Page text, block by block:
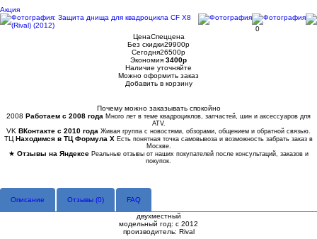
Акция
0
ЦенаСпеццена
Без скидки29900p
Сегодня26500p
Экономия 3400p
Наличие уточняйте
Можно оформить заказ
Добавить в корзину
Почему можно заказывать спокойно
2008 Работаем с 2008 года Много лет в теме квадроциклов, запчастей, шин и аксессуаров для
ATV.
VK ВКонтакте с 2010 года Живая группа с новостями, обзорами, общением и обратной связью.
ТЦ Находимся в ТЦ Формула Х Есть понятная точка самовывоза и возможность забрать заказ в
Москве.
★ Отзывы на Яндексе Реальные отзывы от наших покупателей после консультаций, заказов и
покупок.
Описание Отзывы (0) FAQ
двухместный
модельный год: с 2012
производитель: Rival